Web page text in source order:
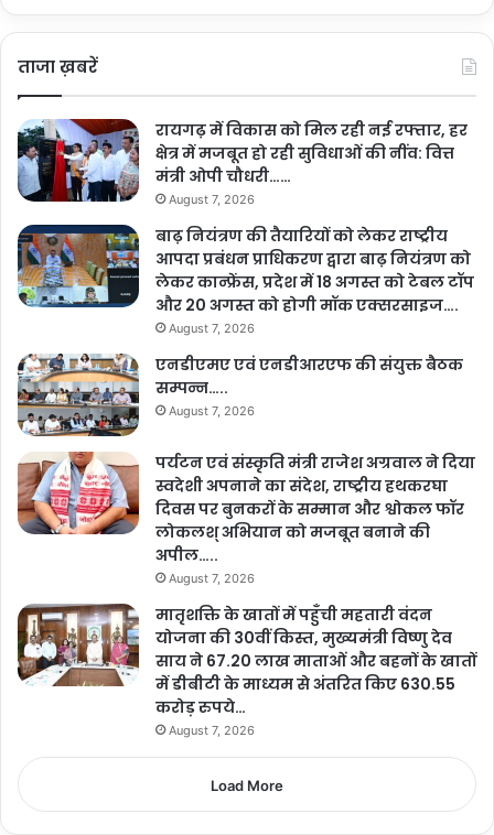
ताजा ख़बरें
रायगढ़ में विकास को मिल रही नई रफ्तार, हर
क्षेत्र में मजबूत हो रही सुविधाओं की नींव: वित्त
मंत्री ओपी चौधरी……
August 7, 2026
बाढ़ नियंत्रण की तैयारियों को लेकर राष्ट्रीय
आपदा प्रबंधन प्राधिकरण द्वारा बाढ़ नियंत्रण को
लेकर कान्फ्रेंस, प्रदेश में 18 अगस्त को टेबल टॉप
और 20 अगस्त को होगी मॉक एक्सरसाइज….
August 7, 2026
एनडीएमए एवं एनडीआरएफ की संयुक्त बैठक
सम्पन्न…..
August 7, 2026
पर्यटन एवं संस्कृति मंत्री राजेश अग्रवाल ने दिया
स्वदेशी अपनाने का संदेश, राष्ट्रीय हथकरघा
दिवस पर बुनकरों के सम्मान और श्वोकल फॉर
लोकलश् अभियान को मजबूत बनाने की
अपील…..
August 7, 2026
मातृशक्ति के खातों में पहुँची महतारी वंदन
योजना की 30वीं किस्त, मुख्यमंत्री विष्णु देव
साय ने 67.20 लाख माताओं और बहनों के खातों
में डीबीटी के माध्यम से अंतरित किए 630.55
करोड़ रुपये…
August 7, 2026
Load More